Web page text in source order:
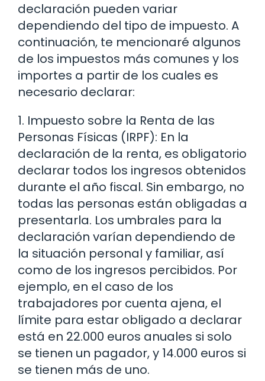
declaración pueden variar
dependiendo del tipo de impuesto. A
continuación, te mencionaré algunos
de los impuestos más comunes y los
importes a partir de los cuales es
necesario declarar:
1. Impuesto sobre la Renta de las
Personas Físicas (IRPF): En la
declaración de la renta, es obligatorio
declarar todos los ingresos obtenidos
durante el año fiscal. Sin embargo, no
todas las personas están obligadas a
presentarla. Los umbrales para la
declaración varían dependiendo de
la situación personal y familiar, así
como de los ingresos percibidos. Por
ejemplo, en el caso de los
trabajadores por cuenta ajena, el
límite para estar obligado a declarar
está en 22.000 euros anuales si solo
se tienen un pagador, y 14.000 euros si
se tienen más de uno.